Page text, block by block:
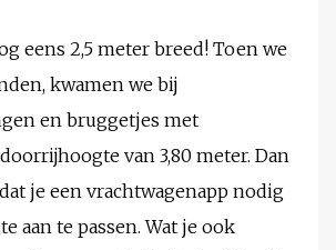
eens 2,5 meter breed! Toen we
kwamen we bij
en bruggetjes met
van 3,80 meter. Dan
je een vrachtwagenapp nodig
aan te passen. Wat je ook